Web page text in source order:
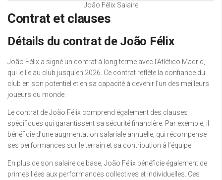
João Félix Salaire
Contrat et clauses
Détails du contrat de João Félix
João Félix a signé un contrat à long terme avec l’Atlético Madrid,
qui le lie au club jusqu’en 2026. Ce contrat reflète la confiance du
club en son potentiel et en sa capacité à devenir l’un des meilleurs
joueurs du monde.
Le contrat de João Félix comprend également des clauses
spécifiques qui garantissent sa sécurité financière. Par exemple, il
bénéficie d’une augmentation salariale annuelle, qui récompense
ses performances sur le terrain et sa contribution à l’équipe.
En plus de son salaire de base, João Félix bénéficie également de
primes liées aux performances collectives et individuelles. Ces